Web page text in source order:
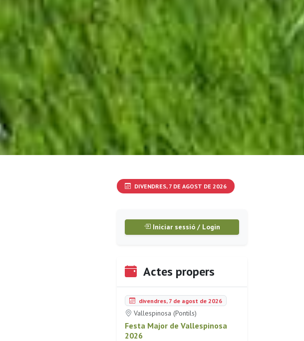
DIVENDRES, 7 DE AGOST DE 2026
Iniciar sessió / Login
Actes propers
divendres, 7 de agost de 2026
Vallespinosa (Pontils)
Festa Major de Vallespinosa
2026